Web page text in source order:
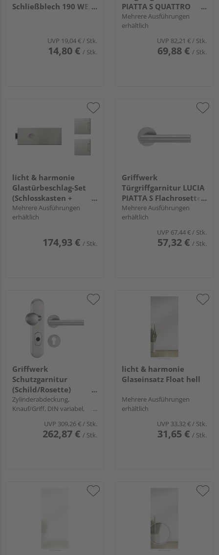
Schließblech 190 WE,
verwendbar
UVP 19,04 € / Stk.
14,80 € / Stk.
PIATTA S QUATTRO
Flachrosette eckig
Buntbart Edelst. ma.
Mehrere Ausführungen
erhältlich
UVP 82,21 € / Stk.
69,88 € / Stk.
licht & harmonie
Glastürbeschlag-Set
(Schlosskasten +
Bänder) "Square 3.0"
Mehrere Ausführungen
erhältlich
174,93 € / Stk.
Griffwerk
Türgriffgarnitur LUCIA
PIATTA S Flachrosette
rund OS Edelst. ma.
Mehrere Ausführungen
erhältlich
UVP 67,44 €/ Stk.
57,32 € / Stk.
Griffwerk
Schutzgarnitur
(Schild/Rosette)
Feuerschutz "TITANO
882"
Zylinderabdeckung,
Knauf/Griff, DIN variabel,
UVP 309,26 €/ Stk.
262,87 € / Stk.
licht & harmonie
Glaseinsatz Float hell
Mehrere Ausführungen
erhältlich
UVP 33,32 €/ Stk.
31,65 € / Stk.